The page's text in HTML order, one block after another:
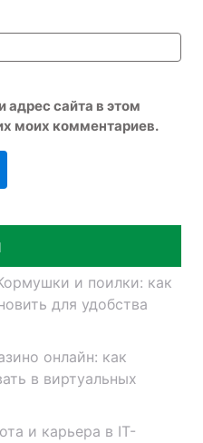
адрес сайта в этом
моих комментариев.
и поилки: как
для удобства
онлайн: как
в виртуальных
и карьера в IT-